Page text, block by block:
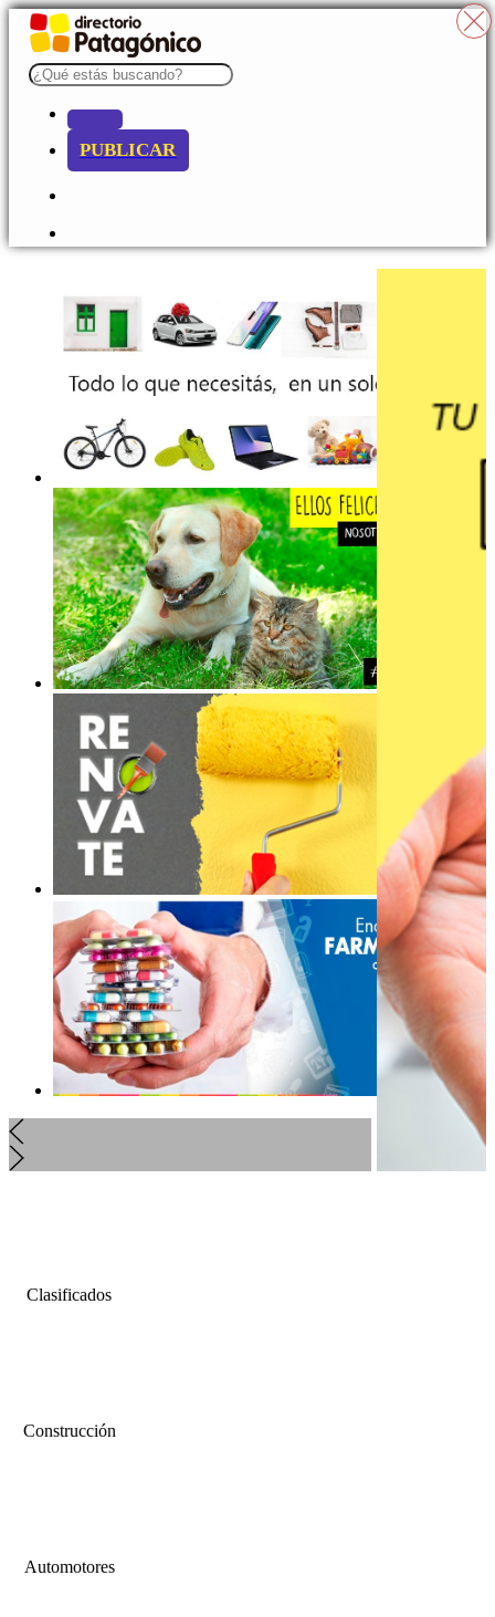
PUBLICAR
Clasificados
Construcción
Automotores